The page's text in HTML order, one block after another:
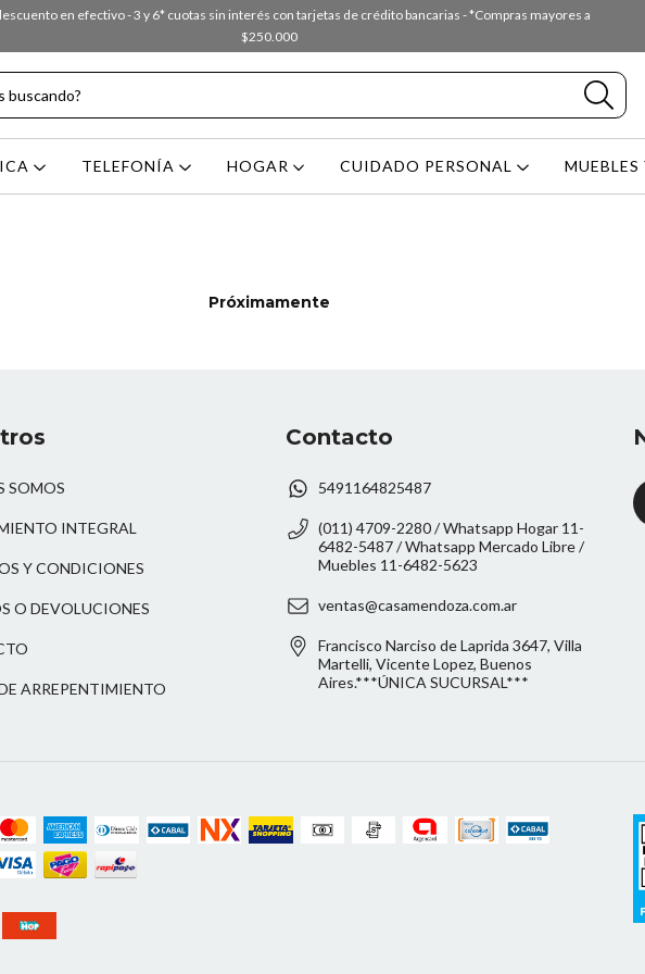
en efectivo - 3 y 6* cuotas sin interés con tarjetas de crédito bancarias - *Compras mayores a
$250.000
TELEFONÍA HOGAR CUIDADO PERSONAL MUEBLES
Próximamente
SOMOS
INTEGRAL
Y CONDICIONES
O DEVOLUCIONES
ARREPENTIMIENTO
Contacto
5491164825487
(011) 4709-2280 / Whatsapp Hogar 11-
6482-5487 / Whatsapp Mercado Libre /
Muebles 11-6482-5623
ventas@casamendoza.com.ar
Francisco Narciso de Laprida 3647, Villa
Martelli, Vicente Lopez, Buenos
Aires.***ÚNICA SUCURSAL***